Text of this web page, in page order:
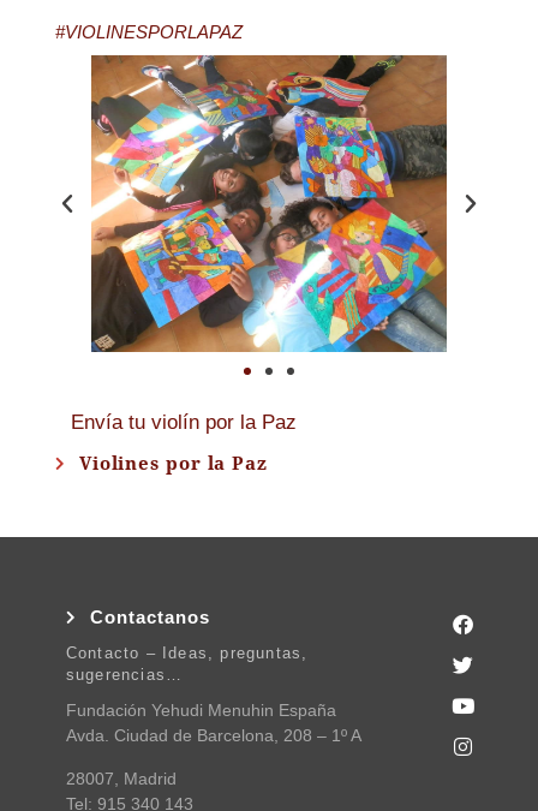
#VIOLINESPORLAPAZ
Envía tu violín por la Paz
Violines por la Paz
Contactanos
Contacto – Ideas, preguntas,
sugerencias…
Fundación Yehudi Menuhin España
Avda. Ciudad de Barcelona, 208 – 1º A
28007, Madrid
Tel: 915 340 143